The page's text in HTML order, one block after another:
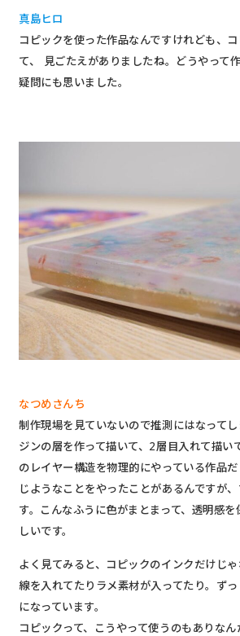
真島ヒロ
コピックを使った作品なんですけれども、
て、 見ごたえがありましたね。どうやって
疑問にも思いました。
なつめさんち
制作現場を見ていないので推測にはなって
ジンの層を作って描いて、2層目入れて描い
のレイヤー構造を物理的にやっている作品
じようなことをやったことがあるんですが
す。こんなふうに色がまとまって、透明感
しいです。
よく見てみると、コピックのインクだけじ
線を入れてたりラメ素材が入ってたり。ず
になっています。
コピックって、こうやって使うのもありな